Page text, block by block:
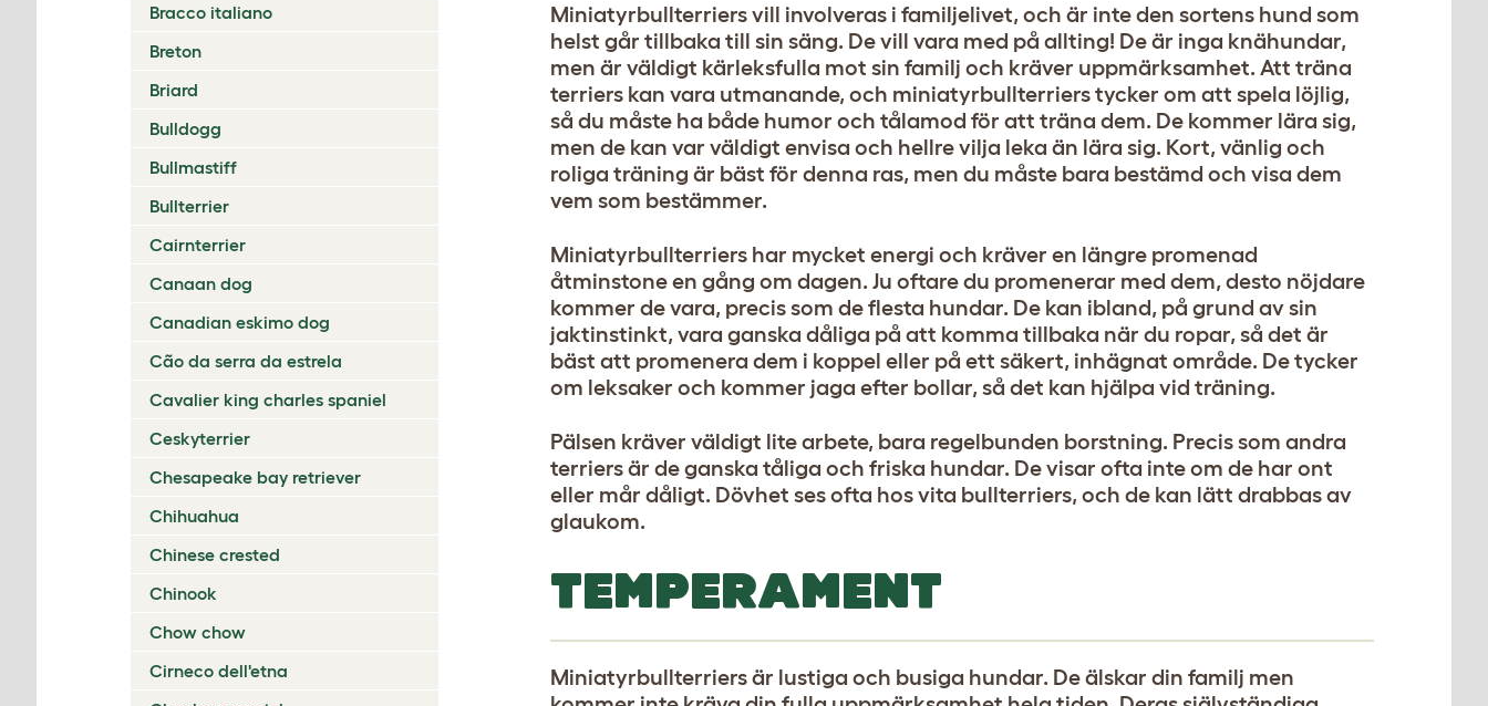
Bracco italiano
Breton
Briard
Bulldogg
Bullmastiff
Bullterrier
Cairnterrier
Canaan dog
Canadian eskimo dog
Cão da serra da estrela
Cavalier king charles spaniel
Ceskyterrier
Chesapeake bay retriever
Chihuahua
Chinese crested
Chinook
Chow chow
Cirneco dell'etna
Miniatyrbullterriers vill involveras i familjelivet, och är inte den sortens hund som
helst går tillbaka till sin säng. De vill vara med på allting! De är inga knähundar,
men är väldigt kärleksfulla mot sin familj och kräver uppmärksamhet. Att träna
terriers kan vara utmanande, och miniatyrbullterriers tycker om att spela löjlig,
så du måste ha både humor och tålamod för att träna dem. De kommer lära sig,
men de kan var väldigt envisa och hellre vilja leka än lära sig. Kort, vänlig och
roliga träning är bäst för denna ras, men du måste bara bestämd och visa dem
vem som bestämmer.
Miniatyrbullterriers har mycket energi och kräver en längre promenad
åtminstone en gång om dagen. Ju oftare du promenerar med dem, desto nöjdare
kommer de vara, precis som de flesta hundar. De kan ibland, på grund av sin
jaktinstinkt, vara ganska dåliga på att komma tillbaka när du ropar, så det är
bäst att promenera dem i koppel eller på ett säkert, inhägnat område. De tycker
om leksaker och kommer jaga efter bollar, så det kan hjälpa vid träning.
Pälsen kräver väldigt lite arbete, bara regelbunden borstning. Precis som andra
terriers är de ganska tåliga och friska hundar. De visar ofta inte om de har ont
eller mår dåligt. Dövhet ses ofta hos vita bullterriers, och de kan lätt drabbas av
glaukom.
TEMPERAMENT
Miniatyrbullterriers är lustiga och busiga hundar. De älskar din familj men